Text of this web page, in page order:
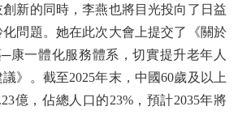
的同時，李燕也將目光投向了日益
問題。她在此次大會上提交了《關於
康一體化服務體系，切實提升老年人
》。截至2025年末，中國60歲及以上
億，佔總人口的23%，預計2035年將